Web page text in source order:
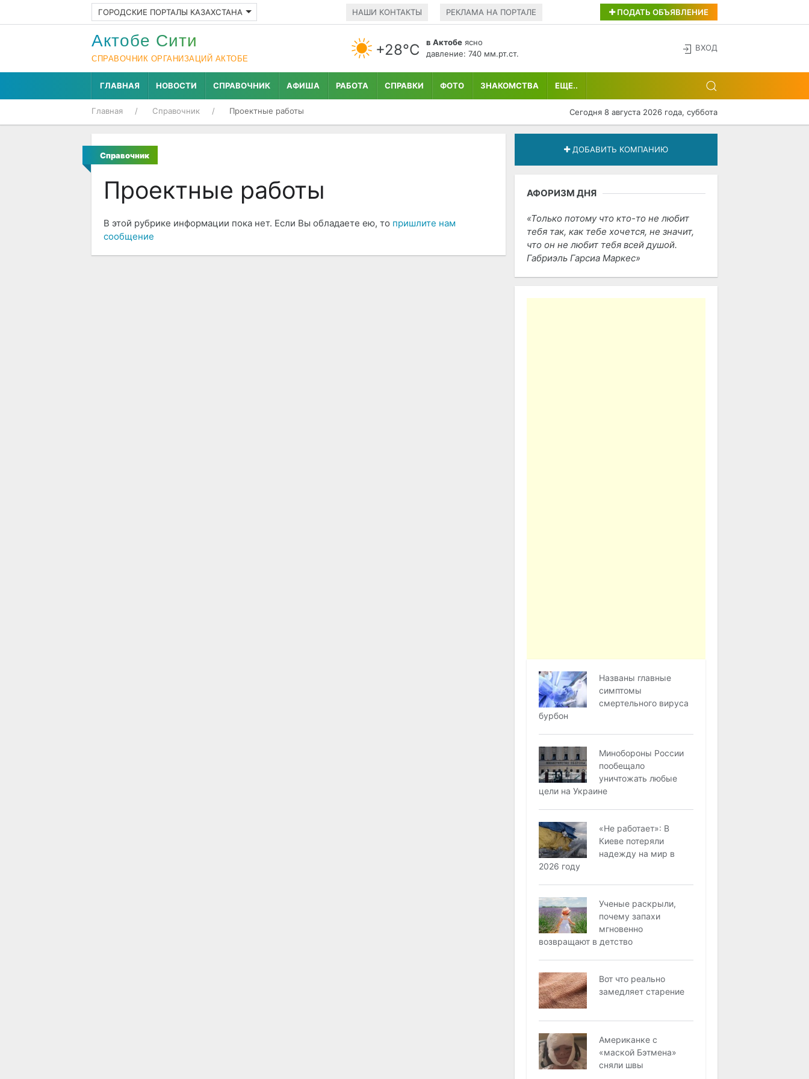
ГОРОДСКИЕ ПОРТАЛЫ КАЗАХСТАНА НАШИ КОНТАКТЫ РЕКЛАМА НА ПОРТАЛЕ ПОДАТЬ ОБЪЯВЛЕНИЕ
Актобе Cити
СПРАВОЧНИК ОРГАНИЗАЦИЙ АКТОБЕ
+28°С в Актобе ясно
давление: 740 мм.рт.ст.
ВХОД
ГЛАВНАЯ НОВОСТИ СПРАВОЧНИК АФИША РАБОТА СПРАВКИ ФОТО ЗНАКОМСТВА ЕЩЕ..
Главная Справочник Проектные работы Сегодня 8 августа 2026 года, суббота
Справочник
Проектные работы
В этой рубрике информации пока нет. Если Вы обладаете ею, то пришлите нам
сообщение
ДОБАВИТЬ КОМПАНИЮ
АФОРИЗМ ДНЯ
Только потому что кто-то не любит
тебя так, как тебе хочется, не значит,
что он не любит тебя всей душой.
Габриэль Гарсиа Маркес
Названы главные
симптомы
смертельного вируса
бурбон
Минобороны России
пообещало
уничтожать любые
цели на Украине
«Не работает»: В
Киеве потеряли
надежду на мир в
2026 году
Ученые раскрыли,
почему запахи
мгновенно
возвращают в детство
Вот что реально
замедляет старение
Американке с
«маской Бэтмена»
сняли швы